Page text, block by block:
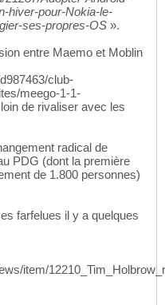
hiver-pour-Nokia-le-
ses-propres-OS ».
entre Maemo et Moblin
club-
meego-1-1-
de rivaliser avec les
radical de
PDG (dont la première
de 1.800 personnes)
farfelues il y a quelques
item/